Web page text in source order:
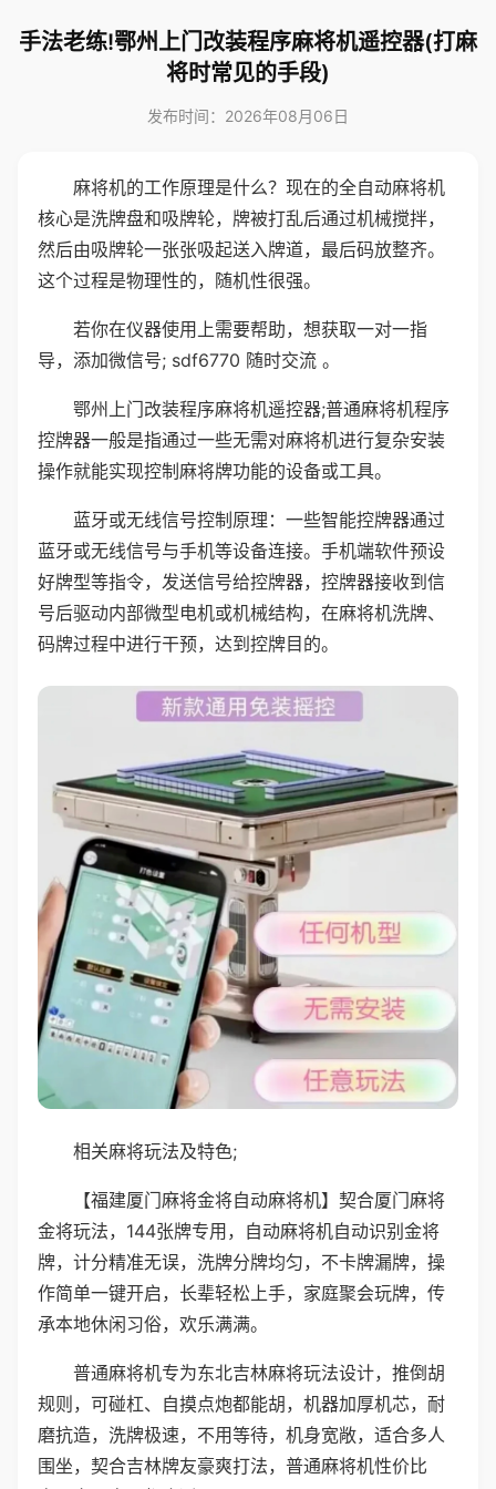
手法老练!鄂州上门改装程序麻将机遥控器(打麻
将时常见的手段)
发布时间：2026年08月06日
麻将机的工作原理是什么？现在的全自动麻将机
核心是洗牌盘和吸牌轮，牌被打乱后通过机械搅拌，
然后由吸牌轮一张张吸起送入牌道，最后码放整齐。
这个过程是物理性的，随机性很强。
若你在仪器使用上需要帮助，想获取一对一指
导，添加微信号; sdf6770 随时交流 。
鄂州上门改装程序麻将机遥控器;普通麻将机程序
控牌器一般是指通过一些无需对麻将机进行复杂安装
操作就能实现控制麻将牌功能的设备或工具。
蓝牙或无线信号控制原理：一些智能控牌器通过
蓝牙或无线信号与手机等设备连接。手机端软件预设
好牌型等指令，发送信号给控牌器，控牌器接收到信
号后驱动内部微型电机或机械结构，在麻将机洗牌、
码牌过程中进行干预，达到控牌目的。
相关麻将玩法及特色;
【福建厦门麻将金将自动麻将机】契合厦门麻将
金将玩法，144张牌专用，自动麻将机自动识别金将
牌，计分精准无误，洗牌分牌均匀，不卡牌漏牌，操
作简单一键开启，长辈轻松上手，家庭聚会玩牌，传
承本地休闲习俗，欢乐满满。
普通麻将机专为东北吉林麻将玩法设计，推倒胡
规则，可碰杠、自摸点炮都能胡，机器加厚机芯，耐
磨抗造，洗牌极速，不用等待，机身宽敞，适合多人
围坐，契合吉林牌友豪爽打法，普通麻将机性价比